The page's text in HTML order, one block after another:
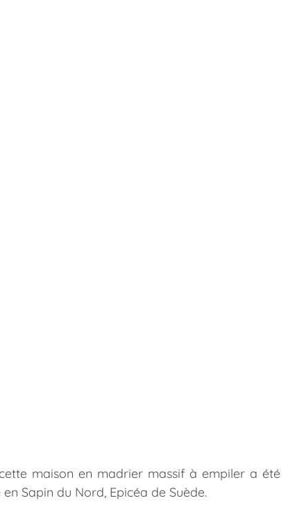
maison en madrier massif à empiler a été
Sapin du Nord, Epicéa de Suède.